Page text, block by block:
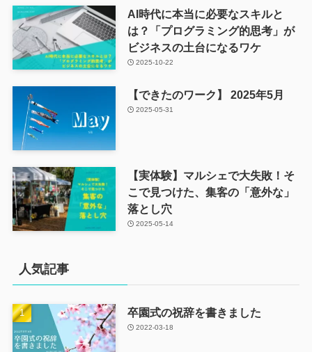
AI時代に本当に必要なスキルと
は？「プログラミング的思考」が
ビジネスの土台になるワケ
2025-10-22
【できたのワーク】 2025年5月
2025-05-31
【実体験】マルシェで大失敗！そ
こで見つけた、集客の「意外な」
落とし穴
2025-05-14
人気記事
卒園式の祝辞を書きました
2022-03-18